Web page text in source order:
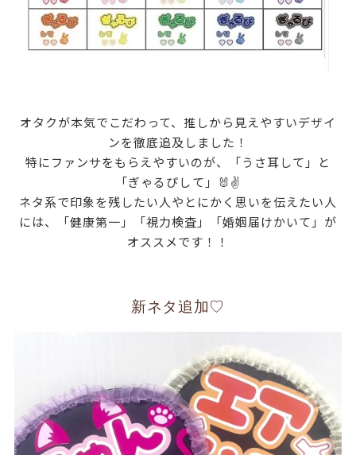
オタクが本気でこだわって、推しから見えやすいデザイ
ンを徹底追及しました！
特にファンサをもらえやすいのが、「うさ耳して」と
「ぎゃるぴして」🐰✌
ネタ系で印象を残したい人やとにかく思いを伝えたい人
には、「健康第一」「視力検査」「婚姻届けかいて」が
オススメです！！
新ネタ追加♡